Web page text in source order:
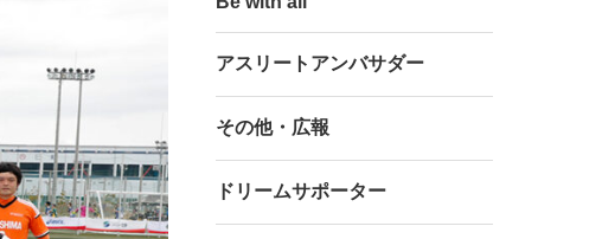
アスリートアンバサダー
その他・広報
ドリームサポーター